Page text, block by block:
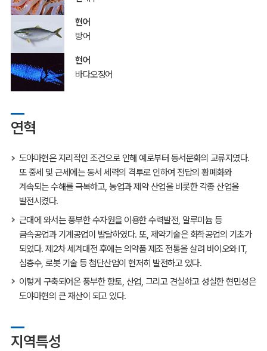
현어
방어
현어
바다오징어
연혁
도야마현은 지리적인 조건으로 인해 예로부터 동서문화의 교류지였다.
또 중세 및 근세에는 동서 세력의 격투로 인하여 전답의 황폐화와
계속되는 수해를 극복하고, 농업과 제약 산업을 비롯한 각종 산업을
발전시켰다.
근대에 와서는 풍부한 수자원을 이용한 수력발전, 알루미늄 등
금속공업과 기계공업이 발달하였다. 또, 제약기술은 화학공업의 기초가
되었다. 제2차 세계대전 후에는 의약품 제조 전통을 살려 바이오와 IT,
심층수, 로봇 기술 등 첨단산업이 현저히 발전하고 있다.
이렇게 구축되어온 풍부한 향토, 산업, 그리고 견실하고 성실한 현민성은
도야마현의 큰 재산이 되고 있다.
지역특성